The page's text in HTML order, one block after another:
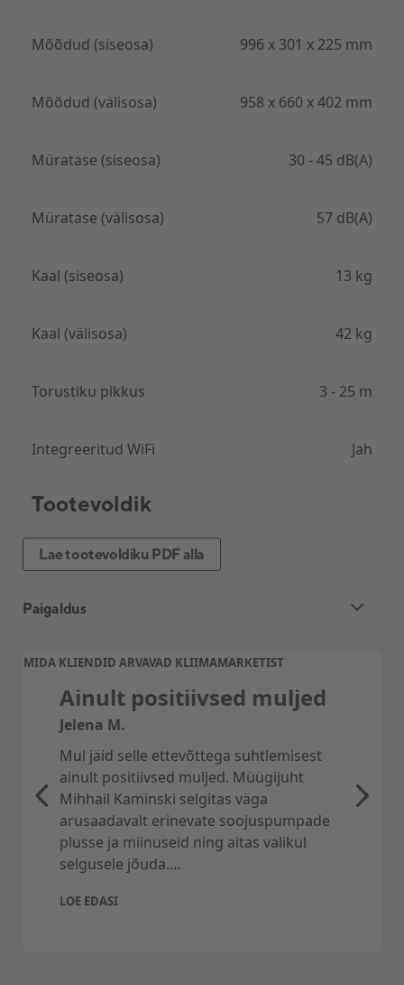
Continental seeria soojuspumpa on võimalik juhtida
Mõõdud (siseosa) 996 х 301 х 225 mm
Mõõdud (välisosa) 958 x 660 х 402 mm
Müratase (siseosa) 30 - 45 dB(A)
Müratase (välisosa) 57 dB(A)
Kaal (siseosa) 13 kg
Kaal (välisosa) 42 kg
Torustiku pikkus 3 - 25 m
Integreeritud WiFi Jah
Tootevoldik
Lae tootevoldiku PDF alla
Paigaldus
Õhk-õhk soojuspumba ja õhukonditsioneeri
Professionaalne ja kiire õhksoojuspumba
Pakume soodsat, kiiret, asjatundlikku ning
kliendisõbralikku soojuspumba paigaldust üle
kogu Eesti. Paigaldusmeeskonnad on Tallinnas,
Tartus, Pärnus, Narvas, Saare-ja Hiiumaal, kui
ka Võrus.
Paigaldusele alati 2 aastane garantii ja
paigalduse akt.
MIDA KLIENDID ARVAVAD KLIIMAMARKETIST
Ainult positiivsed muljed
Jelena M.
Mul jäid selle ettevõttega suhtlemisest
ainult positiivsed muljed. Müügijuht
Mihhail Kaminski selgitas väga
arusaadavalt erinevate soojuspumpade
plusse ja miinuseid ning aitas valikul
selgusele jõuda....
LOE EDASI